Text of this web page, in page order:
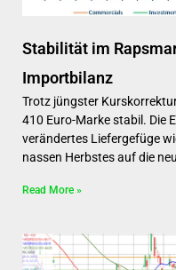
Stabilität im
Importbilanz
Trotz jüngster
410 Euro-Marke stabil. Die
verändertes Liefergefüge
nassen Herbstes auf die
Read More »